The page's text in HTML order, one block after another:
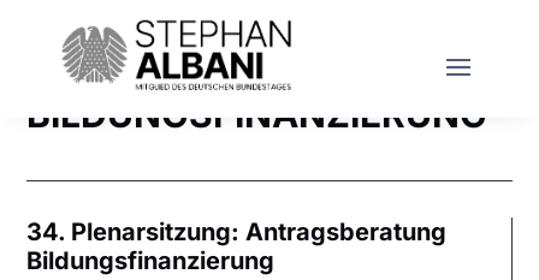
BILDUNGSFINANZIERUNG
34. Plenarsitzung: Antragsberatung
Bildungsfinanzierung